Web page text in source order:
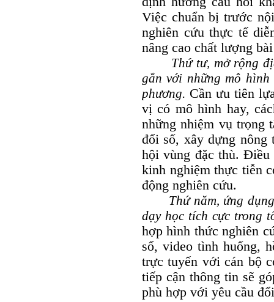
Việc chuẩn bị trước
nghiên cứu thực tế
nâng cao chất lượng
Thứ tư, mở rộng
gắn với những mô
phương. Cần ưu tiên
vị có mô hình hay,
những nhiệm vụ trọng
đổi số, xây dựng nông
hội vùng đặc thù. Điều
kinh nghiệm thực tiễn
động nghiên cứu.
Thứ năm, ứng
dạy học tích cực trong
hợp hình thức nghiên
số, video tình huống,
trực tuyến với cán bộ
tiếp cận thông tin sẽ
phù hợp với yêu cầu